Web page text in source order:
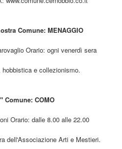
Comune: MENAGGIO
Orario: ogni venerdì sera
e collezionismo.
Comune: COMO
Orario: dalle 8.00 alle 22.00
dell'Associazione Arti e Mestieri.